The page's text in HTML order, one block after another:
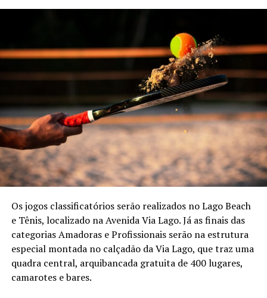
Os jogos classificatórios serão realizados no Lago Beach
e Tênis, localizado na Avenida Via Lago. Já as finais das
categorias Amadoras e Profissionais serão na estrutura
especial montada no calçadão da Via Lago, que traz uma
quadra central, arquibancada gratuita de 400 lugares,
camarotes e bares.